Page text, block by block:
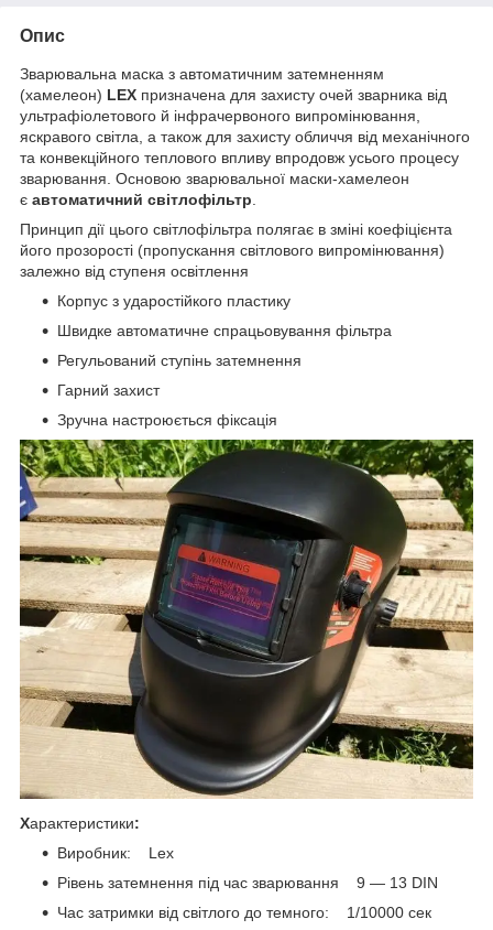
Опис
Зварювальна маска з автоматичним затемненням
(хамелеон) LEX призначена для захисту очей зварника від
ультрафіолетового й інфрачервоного випромінювання,
яскравого світла, а також для захисту обличчя від механічного
та конвекційного теплового впливу впродовж усього процесу
зварювання. Основою зварювальної маски-хамелеон
є автоматичний світлофільтр
Принцип дії цього світлофільтра полягає в зміні коефіцієнта
його прозорості (пропускання світлового випромінювання)
залежно від ступеня освітлення
Корпус з ударостійкого пластику
Швидке автоматичне спрацьовування фільтра
Регульований ступінь затемнення
Гарний захист
Зручна настроюється фіксація
Характеристики:
Виробник: Lex
Рівень затемнення під час зварювання 9 — 13 DIN
Час затримки від світлого до темного: 1/10000 сек